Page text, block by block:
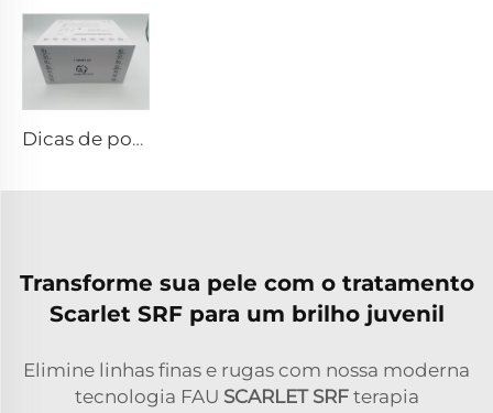
Dicas de pontas RF pixel8
Transforme sua pele com o tratamento
Scarlet SRF para um brilho juvenil
Elimine linhas finas e rugas com nossa moderna
tecnologia FAU SCARLET SRF terapia